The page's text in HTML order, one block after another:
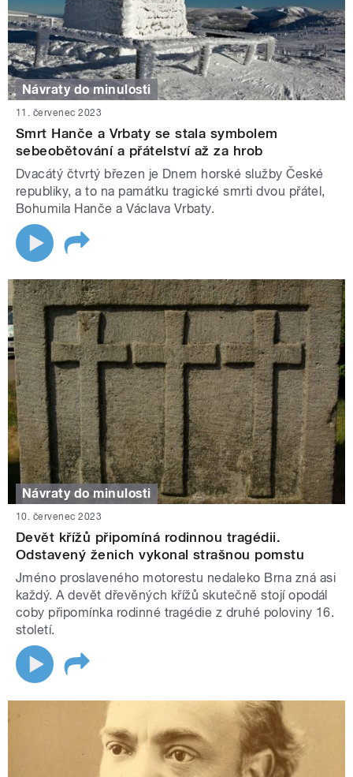
Návraty do minulosti
11. červenec 2023
Smrt Hanče a Vrbaty se stala symbolem
sebeobětování a přátelství až za hrob
Dvacátý čtvrtý březen je Dnem horské služby České
republiky, a to na památku tragické smrti dvou přátel,
Bohumila Hanče a Václava Vrbaty.
Návraty do minulosti
10. červenec 2023
Devět křížů připomíná rodinnou tragédii.
Odstavený ženich vykonal strašnou pomstu
Jméno proslaveného motorestu nedaleko Brna zná asi
každý. A devět dřevěných křížů skutečně stojí opodál
coby připomínka rodinné tragédie z druhé poloviny 16.
století.